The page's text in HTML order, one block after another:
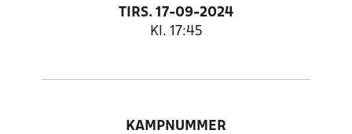
TIRS. 17-09-2024
Kl. 17:45
KAMPNUMMER